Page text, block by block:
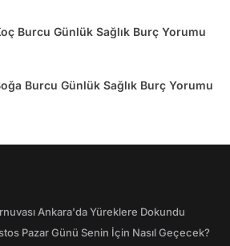
Burcu Günlük Sağlık Burç Yorumu
Burcu Günlük Sağlık Burç Yorumu
Ankara'da Yüreklere Dokundu
Pazar Günü Senin İçin Nasıl Geçecek?